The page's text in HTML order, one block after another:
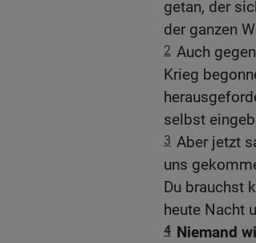
getan, der
der ganzen
2 Auch
Krieg
selbst
3 Aber jetzt
uns
Du brauchst
heute Nacht
4 Niemand